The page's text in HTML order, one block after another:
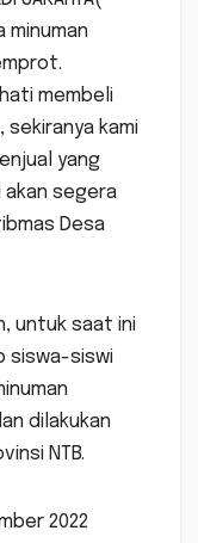
minuman
membeli
sekiranya kami
yang
akan segera
Desa
untuk saat ini
siswa-siswi
dilakukan
NTB.
2022